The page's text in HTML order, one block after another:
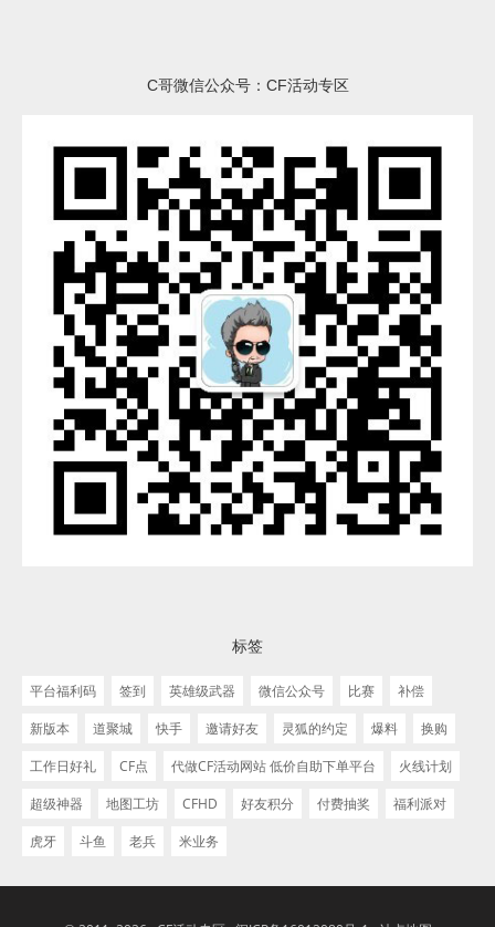
C哥微信公众号：CF活动专区
标签
平台福利码 签到 英雄级武器 微信公众号 比赛
补偿
新版本
道聚城 快手 邀请好友 灵狐的约定 爆料
换购
工作日好礼
CF点 代做CF活动网站 低价自助下单平台
火线计划
超级神器
地图工坊 CFHD 好友积分 付费抽奖
福利派对
虎牙
斗鱼 老兵 米业务